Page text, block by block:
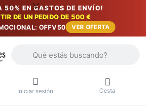
50% EN GASTOS DE ENVÍO!
DE UN PEDIDO DE 500 €
OFFV50
VER OFERTA
Iniciar sesión Cesta